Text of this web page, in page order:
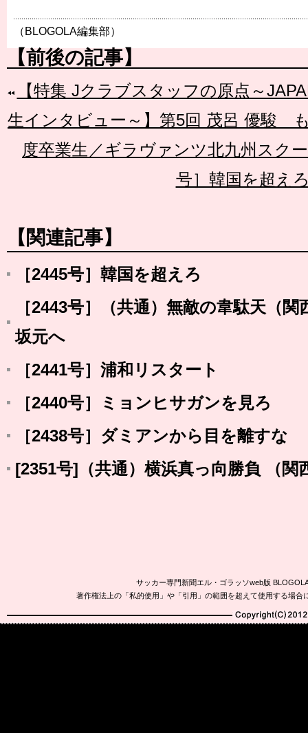
（BLOGOLA編集部）
【前後の記事】
【特集 Jクラブスタッフの原点～
生インタビュー～】第5回 茂呂 優駿
度卒業生／ギラヴァンツ北九州ス
号］韓国を超え
【関連記事】
［2445号］韓国を超えろ
［2443号］（共通）無敵の韋駄天（
坂元へ
［2441号］浦和リスタート
［2440号］ミョンヒサガンを見ろ
［2438号］ダミアンから目を離すな
[2351号]（共通）横浜真っ向勝負 （関
サッカー専門新聞エル・ゴラッソweb版
著作権法上の「私的使用」や「引用」の範囲を超えて使用する場
Copyright(C)2010-